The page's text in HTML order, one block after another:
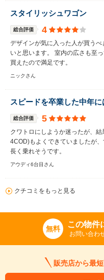
スタイリッシュワゴン
総合評価 4
デザインが気に入った人が買う
いと思います。 室内の広さも至
買えたので満足です。
ニックさん
スピードを卒業した中年
総合評価 5
クワトロにしようか迷ったが、
4COD)もよくできていましたが
長く乗れそうです。
アウディ6台目さん
クチコミをもっと見る
無料 この物件
お問い合わ
販売店から最